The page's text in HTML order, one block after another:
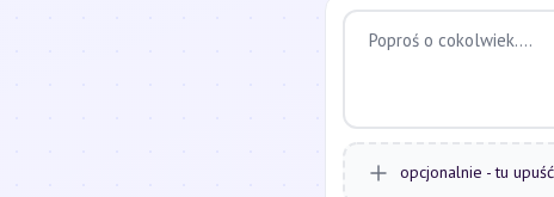
opcjonalnie - tu